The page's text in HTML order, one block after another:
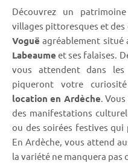
Découvrez un
villages pittoresques et
Voguë agréablement situé
Labeaume et ses falaises.
vous attendent dans
piqueront votre
location en Ardèche.
des manifestations
ou des soirées festives
En Ardèche, vous attend
la variété ne manquera pas